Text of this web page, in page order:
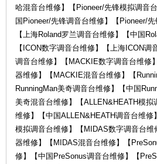
哈混音台维修】【Pioneer/先锋模拟调音
国Pioneer/先锋调音台维修】【Pioneer/
【上海Roland罗兰调音台维修】【中国
【ICON数字调音台维修】【上海ICON
调音台维修】【MACKIE数字调音台维修
器维修】【MACKIE混音台维修】【
RunningMan美奇调音台维修】【中国
美奇混音台维修】【ALLEN&HEATH模
维修】【中国ALLEN&HEATH调音台维
模拟调音台维修】【MIDAS数字调音台
器维修】【MIDAS混音台维修】【
修】【中国PreSonus调音台维修】【